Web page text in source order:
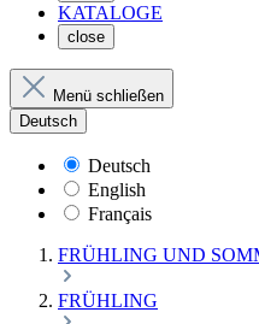
KATALOGE
close
Menü schließen
Deutsch
Deutsch
English
Français
FRÜHLING UND
FRÜHLING